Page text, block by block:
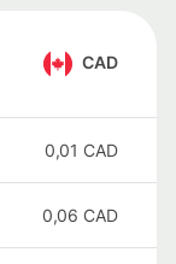
CAD
0,01 CAD
0,06 CAD